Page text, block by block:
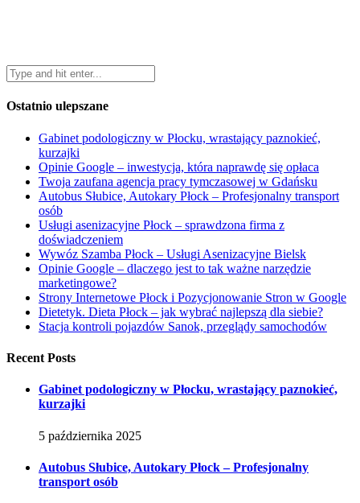
Ostatnio ulepszane
Gabinet podologiczny w Płocku, wrastający paznokieć,
kurzajki
Opinie Google – inwestycja, która naprawdę się opłaca
Twoja zaufana agencja pracy tymczasowej w Gdańsku
Autobus Słubice, Autokary Płock – Profesjonalny transport
osób
Usługi asenizacyjne Płock – sprawdzona firma z
doświadczeniem
Wywóz Szamba Płock – Usługi Asenizacyjne Bielsk
Opinie Google – dlaczego jest to tak ważne narzędzie
marketingowe?
Strony Internetowe Płock i Pozycjonowanie Stron w Google
Dietetyk. Dieta Płock – jak wybrać najlepszą dla siebie?
Stacja kontroli pojazdów Sanok, przeglądy samochodów
Recent Posts
Gabinet podologiczny w Płocku, wrastający paznokieć,
kurzajki
5 października 2025
Autobus Słubice, Autokary Płock – Profesjonalny
transport osób